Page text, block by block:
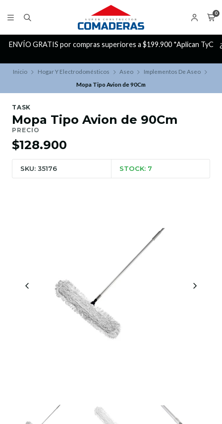
0
ENVÍO GRATIS por compras superiores a $199.900 *Aplican TyC
Inicio Hogar Y Electrodomésticos Aseo
Implementos De Aseo
Mopa Tipo Avion de 90Cm
TASK
Mopa Tipo Avion de 90Cm
PRECIO
$128.900
SKU: 35176 STOCK: 7